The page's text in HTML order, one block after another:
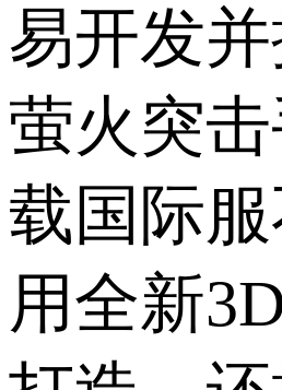
易开发
萤火突
载国际
用全新